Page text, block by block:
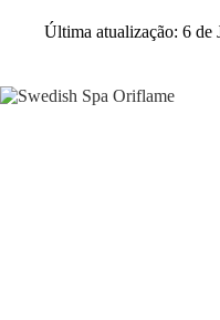
Última atualização: 6 de